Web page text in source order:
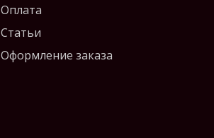
Оплата
Статьи
Оформление заказа